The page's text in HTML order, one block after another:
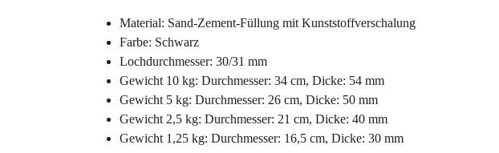
Material: Sand-Zement-Füllung mit Kunststoffverschalung
Farbe: Schwarz
Lochdurchmesser: 30/31 mm
Gewicht 10 kg: Durchmesser: 34 cm, Dicke: 54 mm
Gewicht 5 kg: Durchmesser: 26 cm, Dicke: 50 mm
Gewicht 2,5 kg: Durchmesser: 21 cm, Dicke: 40 mm
Gewicht 1,25 kg: Durchmesser: 16,5 cm, Dicke: 30 mm